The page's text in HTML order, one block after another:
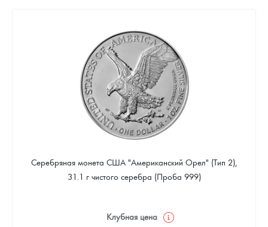
Цена выкупа
4 901 Руб.
Серебряная монета США "Американский Орел" (Тип 2),
31.1 г чистого серебра (Проба 999)
Клубная цена